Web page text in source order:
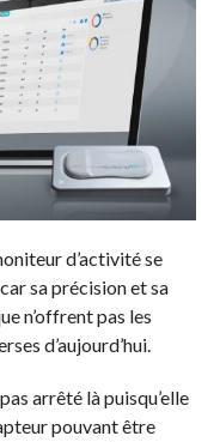
d’activité se
sa précision et sa
n’offrent pas les
d’aujourd’hui.
arrêté là puisqu’elle
pouvant être